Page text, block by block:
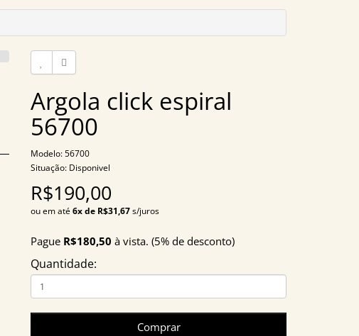
Argola click espiral
56700
Modelo: 56700
Situação: Disponivel
R$190,00
ou em até6x de R$31,67s/juros
Pague R$180,50 à vista. (5% de desconto)
Quantidade:
Comprar